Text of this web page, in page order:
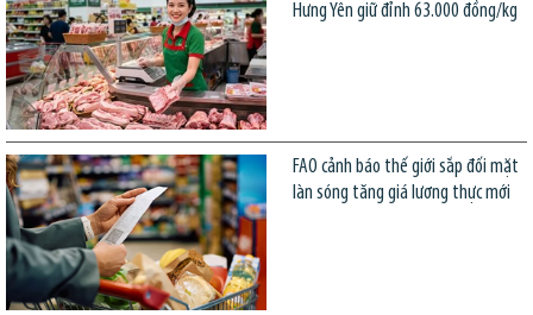
Hưng Yên giữ đỉnh 63.000 đồng/kg
FAO cảnh báo thế giới sắp đối mặt
làn sóng tăng giá lương thực mới